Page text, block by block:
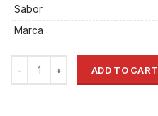
Sabor
Marca
ADD TO CART